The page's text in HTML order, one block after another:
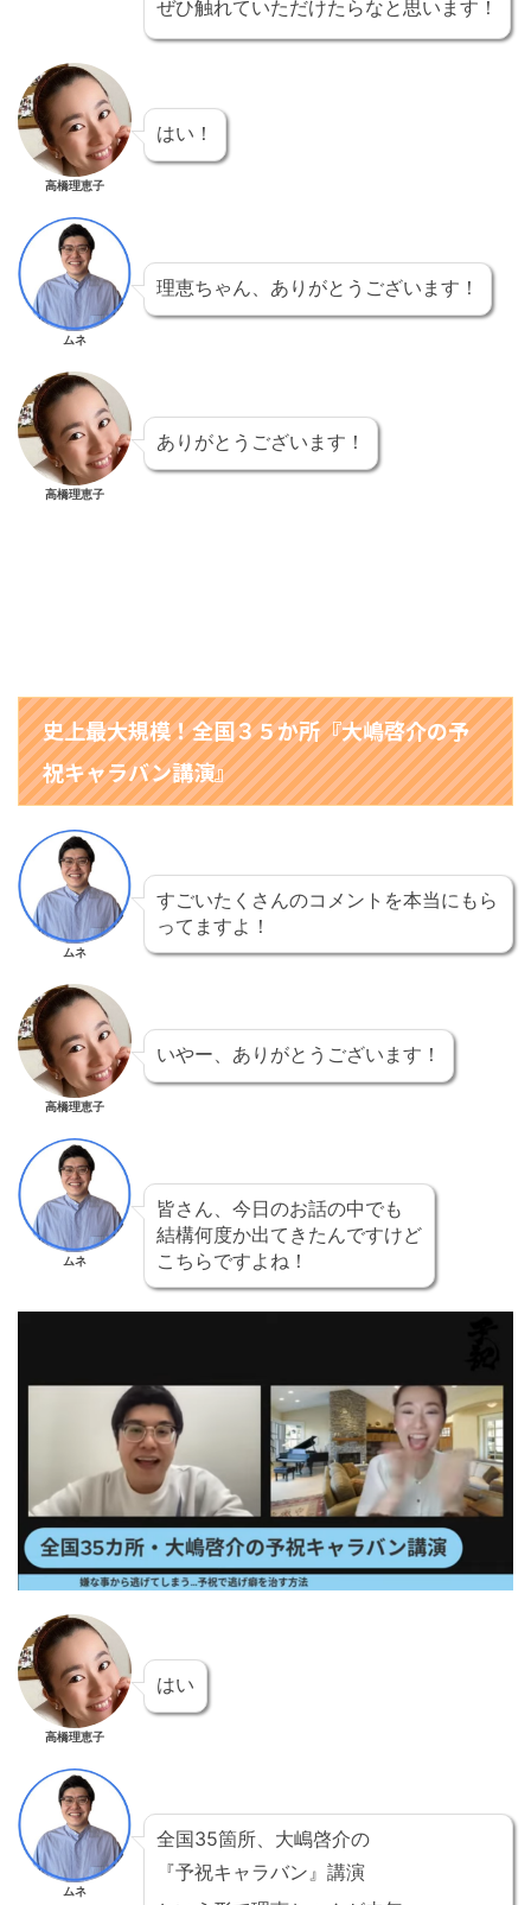
ぜひ触れていただけたらなと思います！
高橋理恵子
はい！
ムネ
理恵ちゃん、ありがとうございます！
高橋理恵子
ありがとうございます！
史上最大規模！全国３５か所『大嶋啓介の予
祝キャラバン講演』
ムネ
すごいたくさんのコメントを本当にもら
ってますよ！
高橋理恵子
いやー、ありがとうございます！
ムネ
皆さん、今日のお話の中でも
結構何度か出てきたんですけど
こちらですよね！
高橋理恵子
はい
ムネ
全国35箇所、大嶋啓介の
『予祝キャラバン』講演